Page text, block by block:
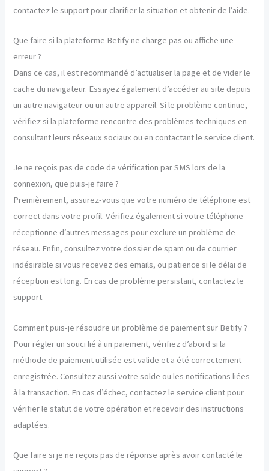
contactez le support pour clarifier la situation et obtenir de l’aide.
Que faire si la plateforme Betify ne charge pas ou affiche une
erreur ?
Dans ce cas, il est recommandé d’actualiser la page et de vider le
cache du navigateur. Essayez également d’accéder au site depuis
un autre navigateur ou un autre appareil. Si le problème continue,
vérifiez si la plateforme rencontre des problèmes techniques en
consultant leurs réseaux sociaux ou en contactant le service client.
Je ne reçois pas de code de vérification par SMS lors de la
connexion, que puis-je faire ?
Premièrement, assurez-vous que votre numéro de téléphone est
correct dans votre profil. Vérifiez également si votre téléphone
réceptionne d’autres messages pour exclure un problème de
réseau. Enfin, consultez votre dossier de spam ou de courrier
indésirable si vous recevez des emails, ou patience si le délai de
réception est long. En cas de problème persistant, contactez le
support.
Comment puis-je résoudre un problème de paiement sur Betify ?
Pour régler un souci lié à un paiement, vérifiez d’abord si la
méthode de paiement utilisée est valide et a été correctement
enregistrée. Consultez aussi votre solde ou les notifications liées
à la transaction. En cas d’échec, contactez le service client pour
vérifier le statut de votre opération et recevoir des instructions
adaptées.
Que faire si je ne reçois pas de réponse après avoir contacté le